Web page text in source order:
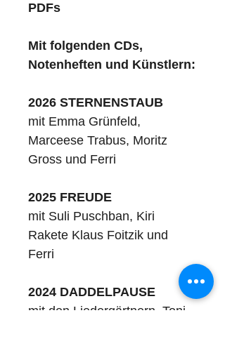
PDFs
Mit folgenden CDs,
Notenheften und Künstlern:
2026 STERNENSTAUB
mit Emma Grünfeld,
Marceese Trabus, Moritz
Gross und Ferri
2025 FREUDE
mit Suli Puschban, Kiri
Rakete Klaus Foitzik und
Ferri
2024 DADDELPAUSE
mit den Liedergärtnern, Toni